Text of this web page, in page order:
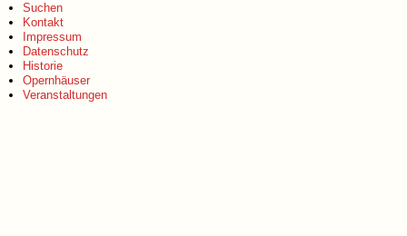
Suchen
Kontakt
Impressum
Datenschutz
Historie
Opernhäuser
Veranstaltungen